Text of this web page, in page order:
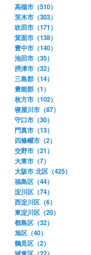
高槻市（510）
茨木市（303）
吹田市（171）
箕面市（138）
豊中市（140）
池田市（35）
摂津市（32）
三島郡（14）
豊能郡（1）
枚方市（102）
寝屋川市（87）
守口市（30）
門真市（13）
四條畷市（2）
交野市（21）
大東市（7）
大阪市 北区（425）
福島区（44）
淀川区（74）
西淀川区（6）
東淀川区（20）
都島区（32）
旭区（40）
鶴見区（2）
城東区（22）